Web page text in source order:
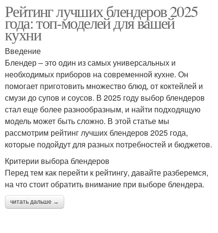
Рейтинг лучших блендеров 2025
года: топ-моделей для вашей
кухни
Введение
Блендер – это один из самых универсальных и
необходимых приборов на современной кухне. Он
помогает приготовить множество блюд, от коктейлей и
смузи до супов и соусов. В 2025 году выбор блендеров
стал еще более разнообразным, и найти подходящую
модель может быть сложно. В этой статье мы
рассмотрим рейтинг лучших блендеров 2025 года,
которые подойдут для разных потребностей и бюджетов.
Критерии выбора блендеров
Перед тем как перейти к рейтингу, давайте разберемся,
на что стоит обратить внимание при выборе блендера.
читать дальше →